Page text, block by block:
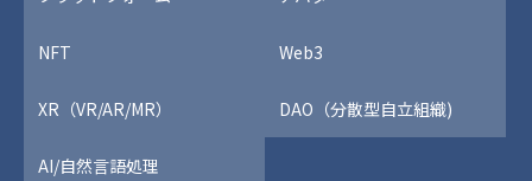
NFT Web3
XR（VR/AR/MR） DAO（分散型自立組織)
AI/自然言語処理